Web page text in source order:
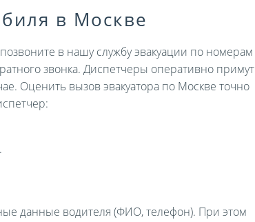
в Москве
в нашу службу эвакуации по номерам
звонка. Диспетчеры оперативно примут
Оценить вызов эвакуатора по Москве точно
данные водителя (ФИО, телефон). При этом